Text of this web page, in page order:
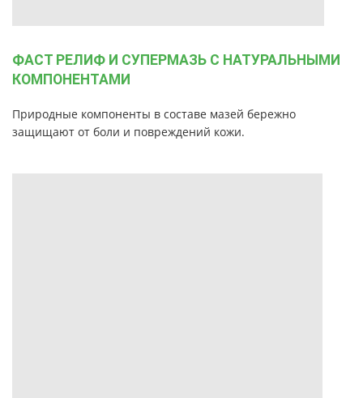
ФАСТ РЕЛИФ И СУПЕРМАЗЬ С НАТУРАЛЬНЫМИ
КОМПОНЕНТАМИ
Природные компоненты в составе мазей бережно
защищают от боли и повреждений кожи.